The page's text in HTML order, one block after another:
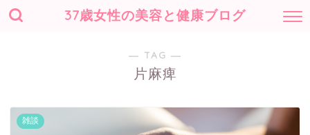
37歳女性の美容と健康ブログ
― TAG ―
片麻痺
雑談